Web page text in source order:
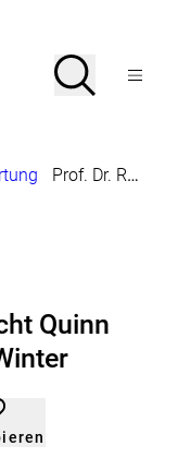
Suche
SucheMenü
Prof. Dr. Regina Ammicht Quinn (r.) und Prof. Dr. Gerd Winter
Quinn